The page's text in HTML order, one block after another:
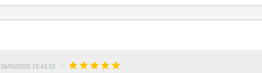
26/03/2026 15:43:50